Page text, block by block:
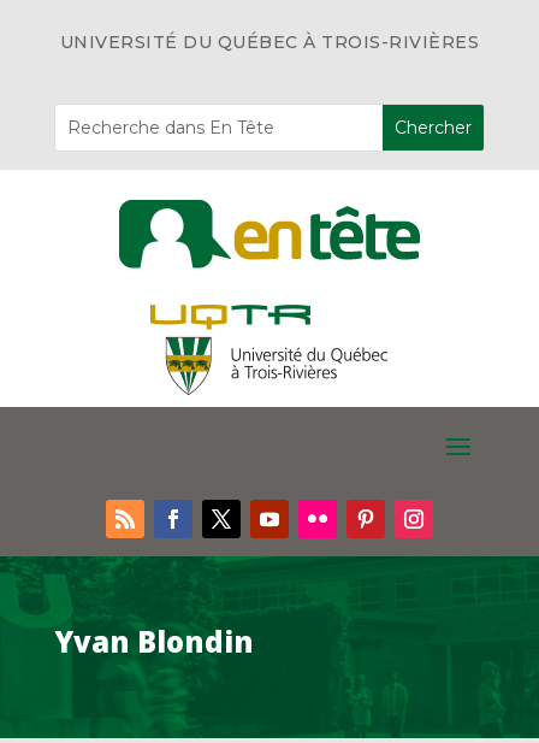
UNIVERSITÉ DU QUÉBEC À TROIS-RIVIÈRES
Yvan Blondin